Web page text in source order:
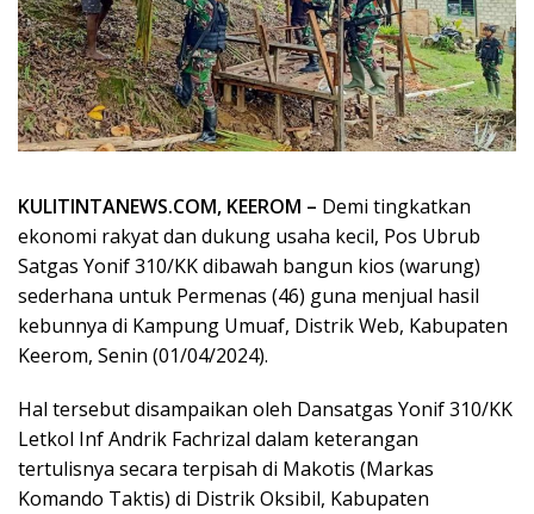
KULITINTANEWS.COM, KEEROM – Demi tingkatkan
ekonomi rakyat dan dukung usaha kecil, Pos Ubrub
Satgas Yonif 310/KK dibawah bangun kios (warung)
sederhana untuk Permenas (46) guna menjual hasil
kebunnya di Kampung Umuaf, Distrik Web, Kabupaten
Keerom, Senin (01/04/2024).
Hal tersebut disampaikan oleh Dansatgas Yonif 310/KK
Letkol Inf Andrik Fachrizal dalam keterangan
tertulisnya secara terpisah di Makotis (Markas
Komando Taktis) di Distrik Oksibil, Kabupaten